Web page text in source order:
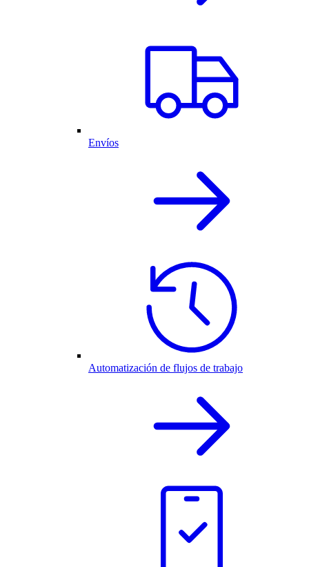
Envíos
Automatización de flujos de trabajo